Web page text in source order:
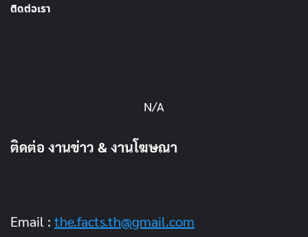
ติดต่อเรา
N/A
ติดต่อ งานข่าว & งานโฆษณา
Email : the.facts.th@gmail.com